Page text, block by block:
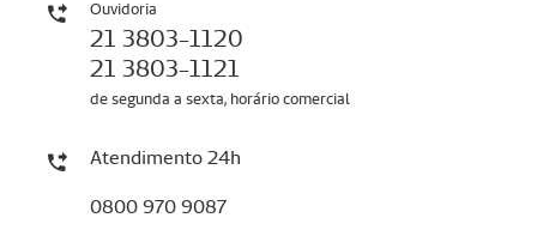
Ouvidoria
21 3803-1120
21 3803-1121
de segunda a sexta, horário comercial
Atendimento 24h
0800 970 9087